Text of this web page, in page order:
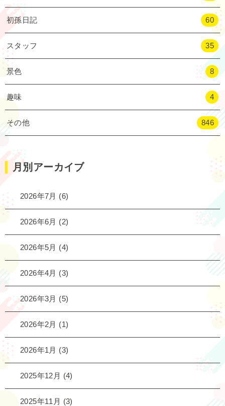
初孫日記 60
スタッフ 35
景色 8
趣味 4
その他 846
月別アーカイブ
2026年7月 (6)
2026年6月 (2)
2026年5月 (4)
2026年4月 (3)
2026年3月 (5)
2026年2月 (1)
2026年1月 (3)
2025年12月 (4)
2025年11月 (3)